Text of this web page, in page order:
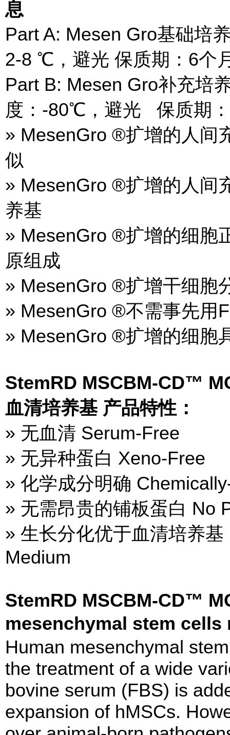
息
Part A: Mesen Gro基础培
2-8 ℃，避光 保质期：6个
Part B: Mesen Gro补充培
度：-80℃，避光 保质期
» MesenGro ®扩增的人间
似
» MesenGro ®扩增的人间
养基
» MesenGro ®扩增的细胞
原组成
» MesenGro ®扩增干细胞
» MesenGro ®不需事先用
» MesenGro ®扩增的细胞
StemRD MSCBM-CD™
血清培养基 产品特性：
» 无血清 Serum-Free
» 无异种蛋白 Xeno-Free
» 化学成分明确
» 无需昂贵的铺板蛋白 No
» 生长分化优于血清培养
Medium
StemRD MSCBM-CD™
mesenchymal stem cells
Human mesenchymal
the treatment of a wide
bovine serum (FBS) is
expansion of hMSCs.